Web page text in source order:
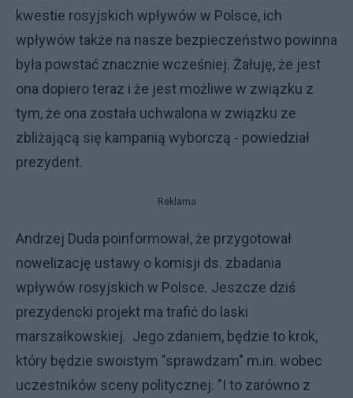
kwestie rosyjskich wpływów w Polsce, ich
wpływów także na nasze bezpieczeństwo powinna
była powstać znacznie wcześniej. Żałuję, że jest
ona dopiero teraz i że jest możliwe w związku z
tym, że ona została uchwalona w związku ze
zbliżającą się kampanią wyborczą - powiedział
prezydent.
Reklama
Andrzej Duda poinformował, że przygotował
nowelizację ustawy o komisji ds. zbadania
wpływów rosyjskich w Polsce. Jeszcze dziś
prezydencki projekt ma trafić do laski
marszałkowskiej. Jego zdaniem, będzie to krok,
który będzie swoistym "sprawdzam" m.in. wobec
uczestników sceny politycznej. "I to zarówno z